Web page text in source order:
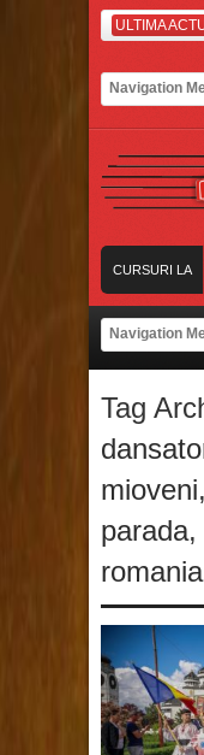
ULTIMA
CURSURI LA
ZI
bascoveni, pe scena
bascoveni, pe scena
Tag
mioveni,
parada,
romania